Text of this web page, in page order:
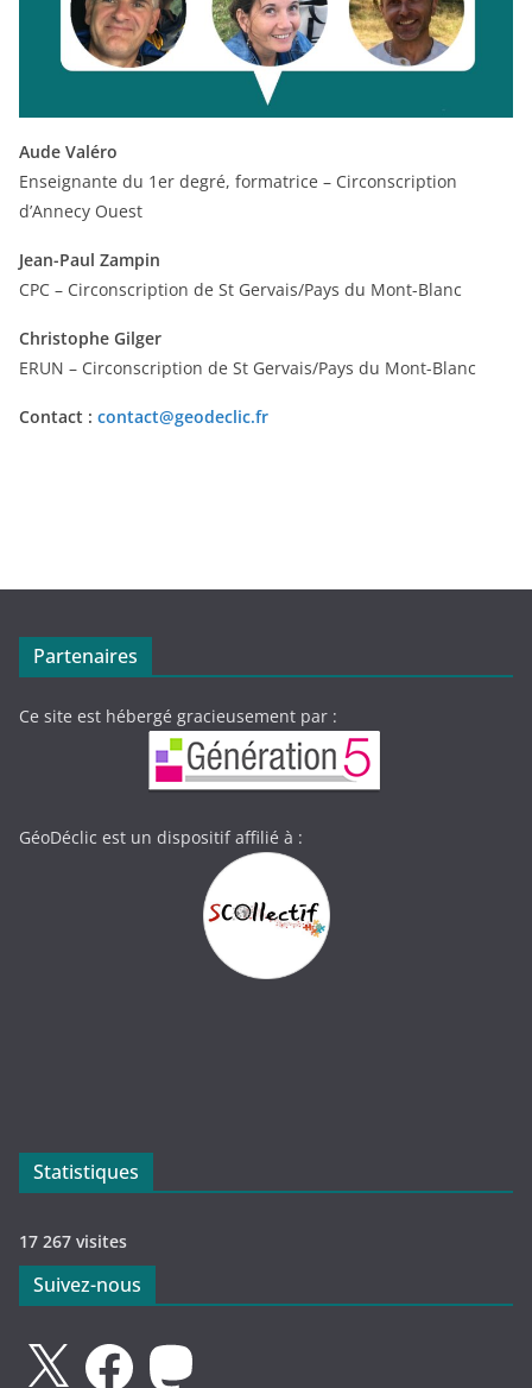
Aude Valéro
Enseignante du 1er degré, formatrice – Circonscription
d’Annecy Ouest
Jean-Paul Zampin
CPC – Circonscription de St Gervais/Pays du Mont-Blanc
Christophe Gilger
ERUN – Circonscription de St Gervais/Pays du Mont-Blanc
Contact : contact@geodeclic.fr
Partenaires
Ce site est hébergé gracieusement par :
GéoDéclic est un dispositif affilié à :
Statistiques
17 267 visites
Suivez-nous
FacebookMastodon